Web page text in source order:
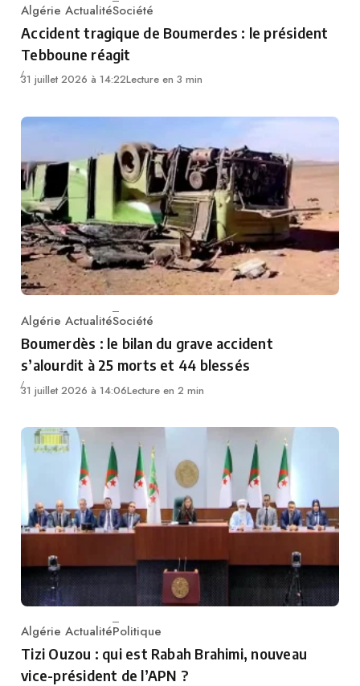
Category
Algérie ActualitéSociété
Accident tragique de Boumerdes : le président
Tebboune réagit
31 juillet 2026 à 14:22Lecture en 3 min
Category
Algérie ActualitéSociété
Boumerdès : le bilan du grave accident
s’alourdit à 25 morts et 44 blessés
31 juillet 2026 à 14:06Lecture en 2 min
Category
Algérie ActualitéPolitique
Tizi Ouzou : qui est Rabah Brahimi, nouveau
vice-président de l’APN ?